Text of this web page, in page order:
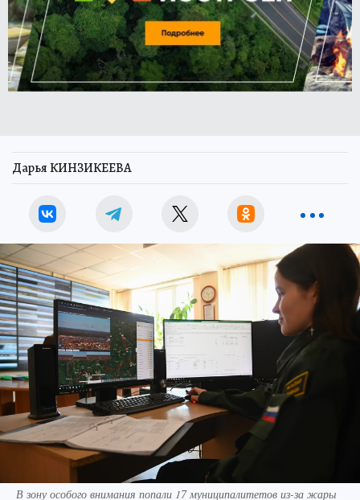
Дарья КИНЗИКЕЕВА
В зону особого внимания попали 17 муниципалитетов из-за жары